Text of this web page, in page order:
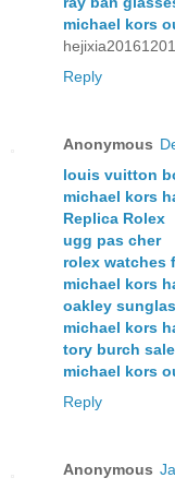
michael kors
hejixia20161201
Reply
Anonymous
louis vuitton
michael kors
Replica Rolex
ugg pas cher
rolex watches
michael kors
oakley
michael kors
tory burch sale
michael kors
Reply
Anonymous